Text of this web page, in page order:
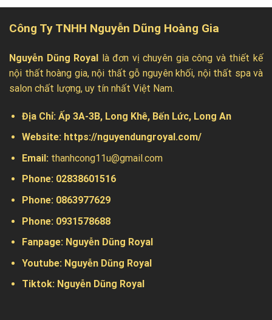
Công Ty TNHH Nguyễn Dũng Hoàng Gia
Nguyễn Dũng Royal là đơn vị chuyên gia công và thiết kế
nội thất hoàng gia, nội thất gỗ nguyên khối, nội thất spa và
salon chất lượng, uy tín nhất Việt Nam.
Địa Chỉ: Ấp 3A-3B, Long Khê, Bến Lức, Long An
Website: https://nguyendungroyal.com/
Email: thanhcong11u@gmail.com
Phone: 02838601516
Phone: 0863977629
Phone: 0931578688
Fanpage: Nguyễn Dũng Royal
Youtube: Nguyễn Dũng Royal
Tiktok: Nguyễn Dũng Royal